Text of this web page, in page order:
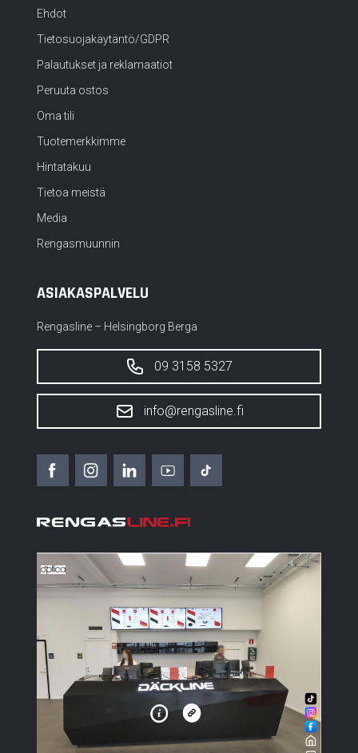
Ehdot
Tietosuojakäytäntö/GDPR
Palautukset ja reklamaatiot
Peruuta ostos
Oma tili
Tuotemerkkimme
Hintatakuu
Tietoa meistä
Media
Rengasmuunnin
ASIAKASPALVELU
Rengasline – Helsingborg Berga
09 3158 5327
info@rengasline.fi